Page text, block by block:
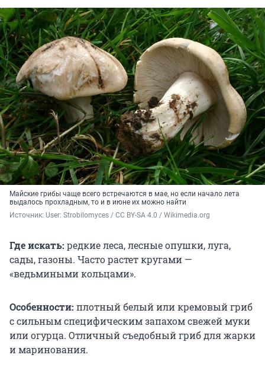
Майские грибы чаще всего встречаются в мае, но если начало лета
выдалось прохладным, то и в июне их можно найти
Источник: User: Strobilomyces / CC BY-SA 4.0 / Wikimedia.org
Где искать: редкие леса, лесные опушки, луга,
сады, газоны. Часто растет кругами —
«ведьмиными кольцами».
Особенности: плотный белый или кремовый гриб
с сильным специфическим запахом свежей муки
или огурца. Отличный съедобный гриб для жарки
и маринования.